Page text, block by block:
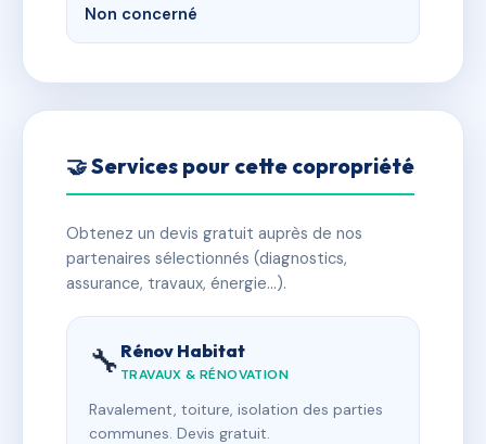
Non concerné
🤝 Services pour cette copropriété
Obtenez un devis gratuit auprès de nos
partenaires sélectionnés (diagnostics,
assurance, travaux, énergie…).
🔧 Rénov Habitat
TRAVAUX & RÉNOVATION
Ravalement, toiture, isolation des parties
communes. Devis gratuit.